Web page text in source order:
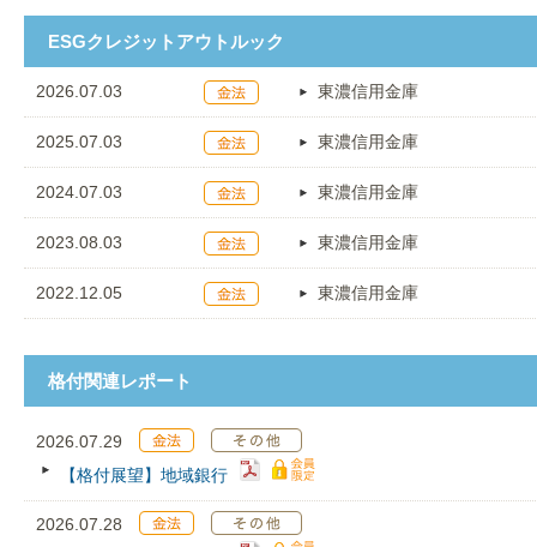
ESGクレジットアウトルック
2026.07.03 東濃信用金庫
2025.07.03 東濃信用金庫
2024.07.03 東濃信用金庫
2023.08.03 東濃信用金庫
2022.12.05 東濃信用金庫
格付関連レポート
2026.07.29
【格付展望】地域銀行
2026.07.28